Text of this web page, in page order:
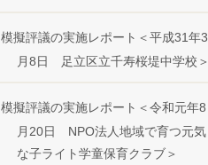
模擬評議の実施レポート＜平成31年3
月8日 足立区立千寿桜堤中学校＞
模擬評議の実施レポート＜令和元年8
月20日 NPO法人地域で育つ元気
な子ライト学童保育クラブ＞